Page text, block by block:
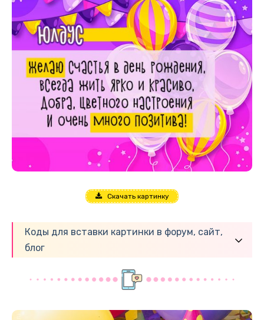
Скачать картинку
Коды для вставки картинки в форум, сайт,
блог